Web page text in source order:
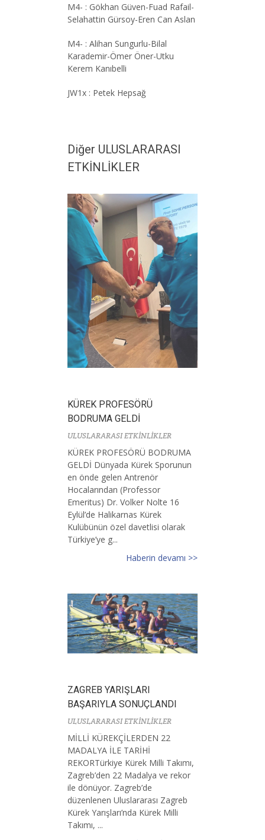
M4- : Gökhan Güven-Fuad Rafail-
Selahattin Gürsoy-Eren Can Aslan
M4- : Alihan Sungurlu-Bilal
Karademir-Ömer Öner-Utku
Kerem Kanıbelli
JW1x : Petek Hepsağ
Diğer ULUSLARARASI
ETKİNLİKLER
KÜREK PROFESÖRÜ
BODRUMA GELDİ
ULUSLARARASI ETKİNLİKLER
KÜREK PROFESÖRÜ BODRUMA
GELDİ Dünyada Kürek Sporunun
en önde gelen Antrenör
Hocalarından (Professor
Emeritus) Dr. Volker Nolte 16
Eylül’de Halikarnas Kürek
Kulübünün özel davetlisi olarak
Türkiye’ye g...
Haberin devamı >>
ZAGREB YARIŞLARI
BAŞARIYLA SONUÇLANDI
ULUSLARARASI ETKİNLİKLER
MİLLİ KÜREKÇİLERDEN 22
MADALYA İLE TARİHİ
REKORTürkiye Kürek Milli Takımı,
Zagreb’den 22 Madalya ve rekor
ile dönüyor. Zagreb’de
düzenlenen Uluslararası Zagreb
Kürek Yarışları’nda Kürek Milli
Takımı, ...